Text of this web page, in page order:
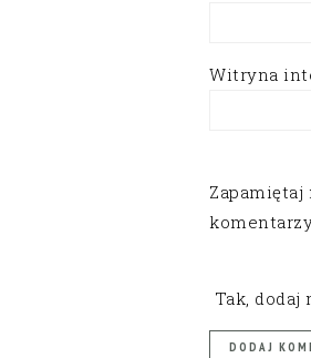
Witryna
Tak,